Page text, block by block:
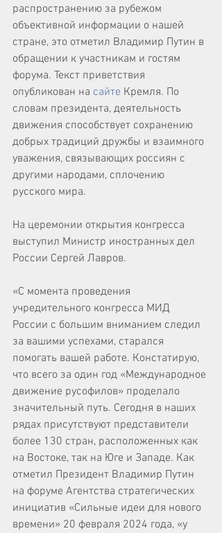
распространению за рубежом
объективной информации о нашей
стране, это отметил Владимир Путин в
обращении к участникам и гостям
форума. Текст приветствия
опубликован на сайте Кремля. По
словам президента, деятельность
движения способствует сохранению
добрых традиций дружбы и взаимного
уважения, связывающих россиян с
другими народами, сплочению
русского мира.
На церемонии открытия конгресса
выступил Министр иностранных дел
России Сергей Лавров.
«С момента проведения
учредительного конгресса МИД
России с большим вниманием следил
за вашими успехами, старался
помогать вашей работе. Констатирую,
что всего за один год «Международное
движение русофилов» проделало
значительный путь. Сегодня в наших
рядах присутствуют представители
более 130 стран, расположенных как
на Востоке, так на Юге и Западе. Как
отметил Президент Владимир Путин
на форуме Агентства стратегических
инициатив «Сильные идеи для нового
времени» 20 февраля 2024 года, «у